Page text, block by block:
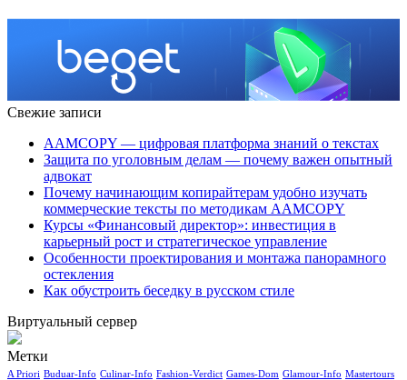
Свежие записи
AAMCOPY — цифровая платформа знаний о текстах
Защита по уголовным делам — почему важен опытный
адвокат
Почему начинающим копирайтерам удобно изучать
коммерческие тексты по методикам AAMCOPY
Курсы «Финансовый директор»: инвестиция в
карьерный рост и стратегическое управление
Особенности проектирования и монтажа панорамного
остекления
Как обустроить беседку в русском стиле
Виртуальный сервер
Метки
A Priori Buduar-Info Culinar-Info Fashion-Verdict Games-Dom Glamour-Info Mastertours